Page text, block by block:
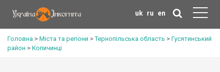
uk ru en
Головна > Міста та регіони >Тернопільська область > Гусятинський
район > Копичинці